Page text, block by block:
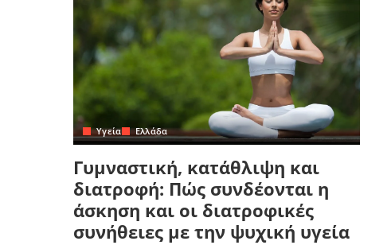
Yγεία Ελλάδα
Γυμναστική, κατάθλιψη και
διατροφή: Πώς συνδέονται η
άσκηση και οι διατροφικές
συνήθειες με την ψυχική υγεία